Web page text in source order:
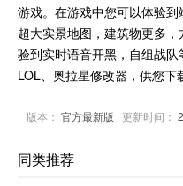
游戏。在游戏中您可以体验到
超大实景地图，建筑物更多
验到实时语音开黑，自组战
LOL、奥拉星修改器，供您下
版本： 官方最新版 | 更新时间：
同类推荐